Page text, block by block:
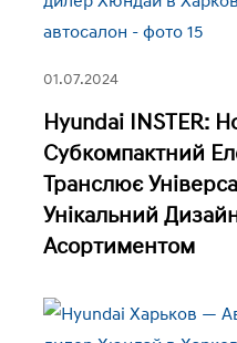
01.07.2024
Hyundai INSTER:
Субкомпактний
Транслює
Унікальний
Асортиментом